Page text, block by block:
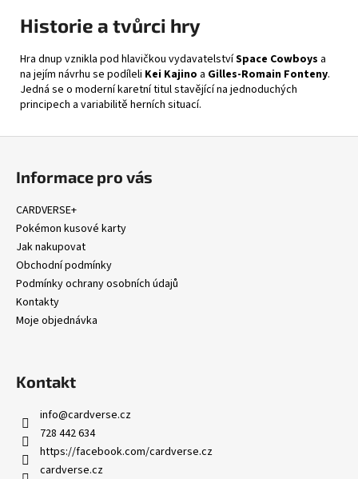
Historie a tvůrci hry
Hra dnup vznikla pod hlavičkou vydavatelstvíSpace Cowboys a
na jejím návrhu se podíleli Kei Kajino a Gilles-Romain Fonteny.
Jedná se o moderní karetní titul stavějící na jednoduchých
principech a variabilitě herních situací.
Informace pro vás
CARDVERSE+
Pokémon kusové karty
Jak nakupovat
Obchodní podmínky
Podmínky ochrany osobních údajů
Kontakty
Moje objednávka
Kontakt
info@cardverse.cz
728 442 634
https://facebook.com/cardverse.cz
cardverse.cz